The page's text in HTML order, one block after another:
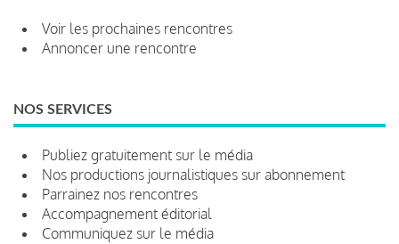
Voir les prochaines rencontres
Annoncer une rencontre
NOS SERVICES
Publiez gratuitement sur le média
Nos productions journalistiques sur abonnement
Parrainez nos rencontres
Accompagnement éditorial
Communiquez sur le média